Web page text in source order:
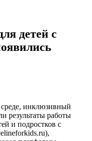
детей с
инклюзивный
результаты работы
и подростков с